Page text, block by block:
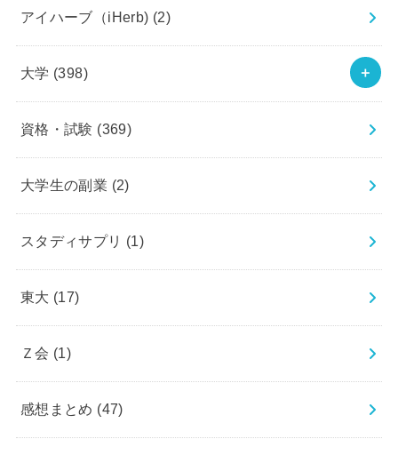
アイハーブ（iHerb) (2)
大学 (398)
資格・試験 (369)
大学生の副業 (2)
スタディサプリ (1)
東大 (17)
Ｚ会 (1)
感想まとめ (47)